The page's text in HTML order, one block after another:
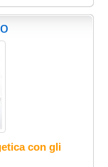
con gli